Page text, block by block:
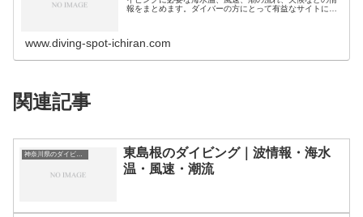
報をまとめます。ダイバーの方にとって有益なサイトにな
www.diving-spot-ichiran.com
関連記事
神奈川県のダイビングスポット・ポイント一覧
東島根のダイビング｜波情報・海水
温・風速・潮流